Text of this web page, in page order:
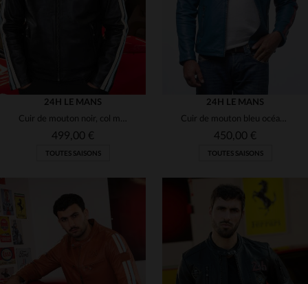
TAILLES DISPONIBLES
24H LE MANS
Cuir de mouton noir, col motard : l'esprit des 24H du Mans en blouson.
499,00 €
TOUTES SAISONS
24H LE MANS
Cuir de mouton bleu océan, souple et léger, inspiré du Mans.
450,00 €
TOUTES SAISONS